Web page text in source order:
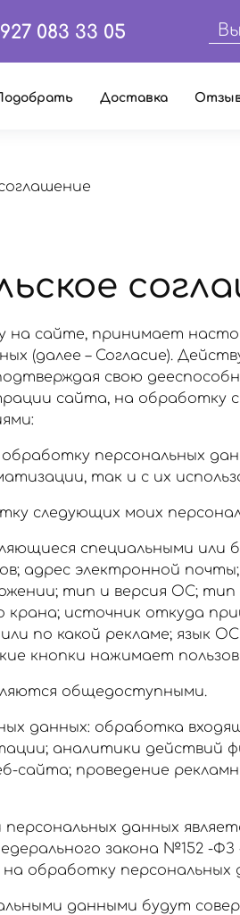
083 33 05
Доставка
на сайте, принимает
(далее – Согласие).
свою
сайта, на обработку
персональных
так и с их
следующих моих
специальными или
адрес электронной почты;
тип и версия ОС; тип
крана; источник откуда
по какой рекламе; язык
кнопки нажимает
общедоступными.
данных: обработка
аналитики действий
сайта; проведение
данных
закона №152 -
обработку персональных
данными будут